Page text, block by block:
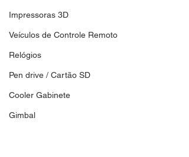
Impressoras 3D
Veículos de Controle Remoto
Relógios
Pen drive / Cartão SD
Cooler Gabinete
Gimbal